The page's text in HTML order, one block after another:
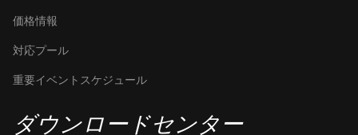
価格情報
対応プール
重要イベントスケジュール
ダウンロードセンター